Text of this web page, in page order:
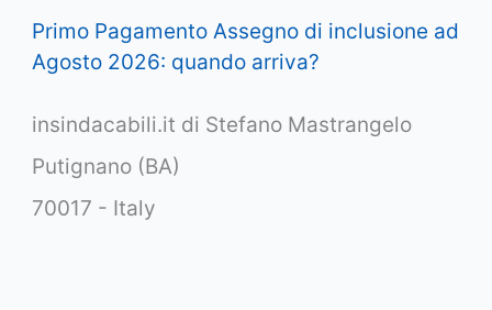
Primo Pagamento Assegno di inclusione ad
Agosto 2026: quando arriva?
insindacabili.it di Stefano Mastrangelo
Putignano (BA)
70017 - Italy